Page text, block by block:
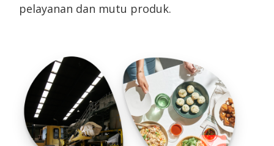
pelayanan dan mutu produk.